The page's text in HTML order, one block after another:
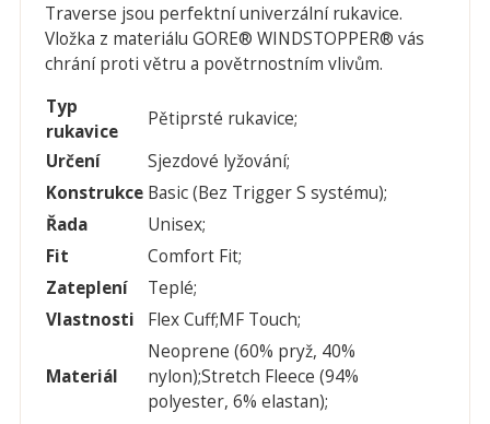
Traverse jsou perfektní univerzální rukavice.
Vložka z materiálu GORE® WINDSTOPPER® vás
chrání proti větru a povětrnostním vlivům.
Typ
rukavice
Pětiprsté rukavice;
Určení
Sjezdové lyžování;
Konstrukce Basic (Bez Trigger S systému);
Řada
Unisex;
Fit
Comfort Fit;
Zateplení
Teplé;
Vlastnosti
Flex Cuff;MF Touch;
Materiál
Neoprene (60% pryž, 40%
nylon);Stretch Fleece (94%
polyester, 6% elastan);